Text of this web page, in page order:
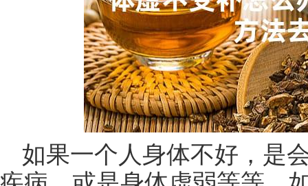
如果一个人身体不好，是